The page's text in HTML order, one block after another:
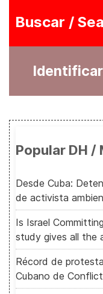
Buscar /
Popular DH /
Desde Cuba:
de activista
Is Israel
study gives all the
Récord de
Cubano de